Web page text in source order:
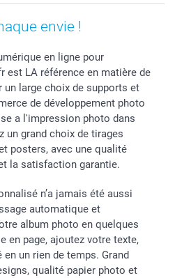
envie !
en ligne pour
est LA référence en matière de
large choix de supports et
de développement photo
a l'impression photo dans
un grand choix de tirages
posters, avec une qualité
la satisfaction garantie.
n’a jamais été aussi
automatique et
album photo en quelques
en page, ajoutez votre texte,
un rien de temps. Grand
qualité papier photo et